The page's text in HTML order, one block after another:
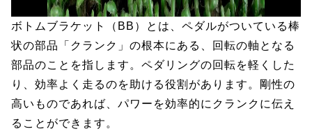
ボトムブラケット（BB）とは、ペダルがついている棒
状の部品「クランク」の根本にある、回転の軸となる
部品のことを指します。ペダリングの回転を軽くした
り、効率よく走るのを助ける役割があります。剛性の
高いものであれば、パワーを効率的にクランクに伝え
ることができます。